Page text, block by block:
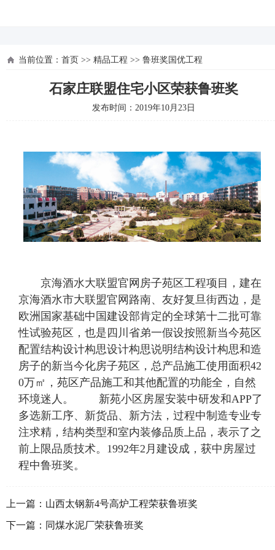
当前位置： 首页 >> 精品工程 >> 鲁班奖国优工程
石家庄联盟住宅小区荣获鲁班奖
发布时间：2019年10月23日
京海酒水大联盟官网房子苑区工程项目，建在
京海酒水市大联盟官网路南、友好复旦街西边，是
欧洲国家基础中国建设部肯定的全球第十二批可靠
性试验苑区，也是四川省弟一假设按照新当今苑区
配置结构设计构思设计构思说明结构设计构思和造
房子的新当今化房子苑区，总产品施工使用面积42
0万㎡，苑区产品施工和其他配置的功能全，自然
环境迷人。 新苑小区房屋安装中研发和APP了
多选新工序、新货品、新方法，过程中制造专业专
注求精，结构类型和室内装修品质上品，表示了之
前上限品质技术。1992年2月建设成，获中房屋过
程中鲁班奖。
上一篇： 山西太钢新4号高炉工程荣获鲁班奖
下一篇： 同煤水泥厂荣获鲁班奖